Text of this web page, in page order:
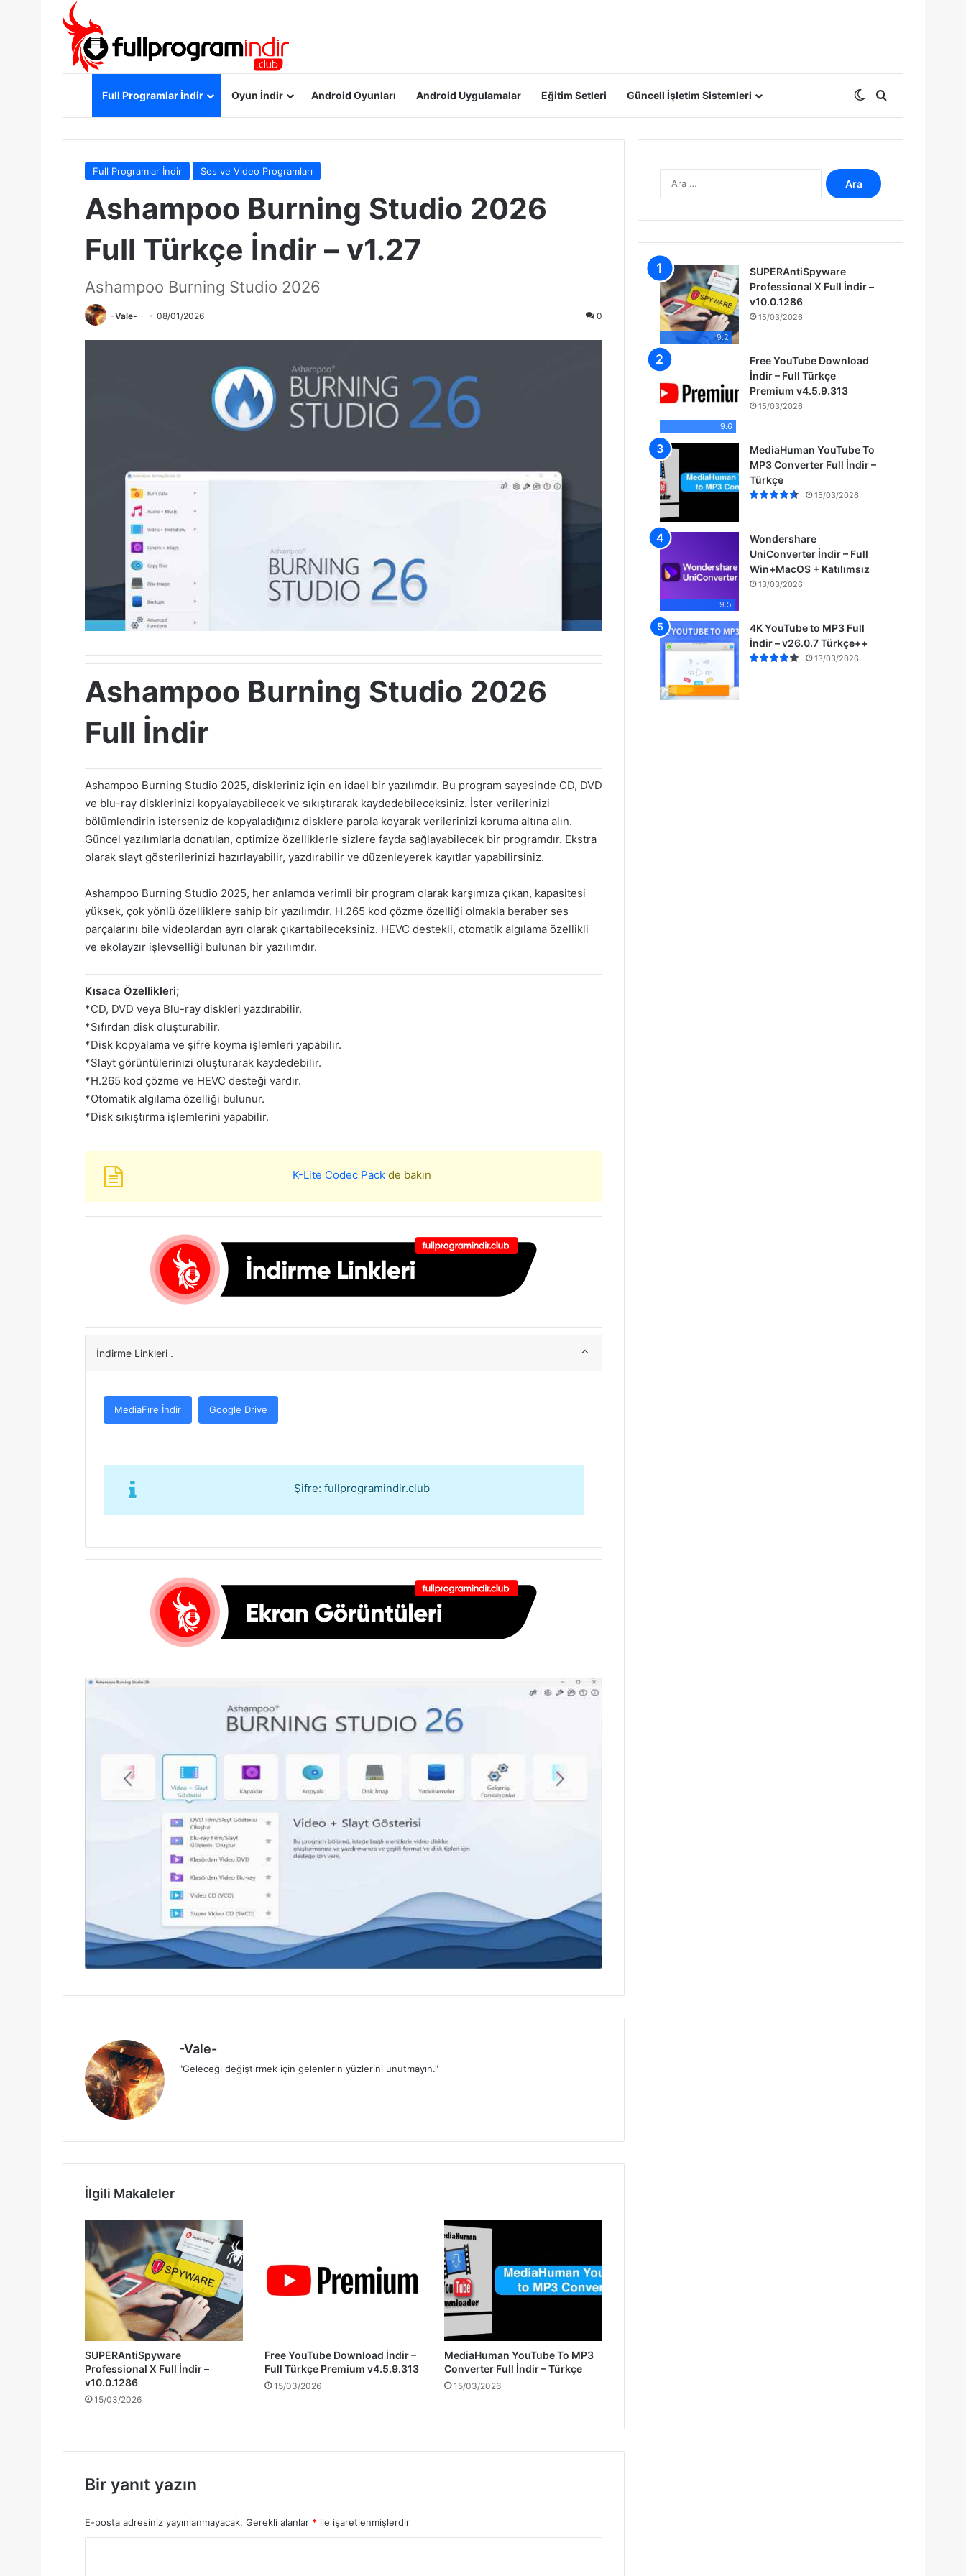
Anasayfa
Full Programlar İndir Oyun İndir Android Oyunları Android Uygulamalar Eğitim Setleri Güncell İşletim Sistemleri Dış görünümü
Full Programlar İndir Ses ve Video Programları
Ashampoo Burning Studio 2026
Full Türkçe İndir – v1.27
Ashampoo Burning Studio 2026
-Vale- 08/01/2026 0
Ashampoo Burning Studio 2026
Full İndir
Ashampoo Burning Studio 2025, diskleriniz için en idael bir yazılımdır. Bu program sayesinde CD, DVD
ve blu-ray disklerinizi kopyalayabilecek ve sıkıştırarak kaydedebileceksiniz. İster verilerinizi
bölümlendirin isterseniz de kopyaladığınız disklere parola koyarak verilerinizi koruma altına alın.
Güncel yazılımlarla donatılan, optimize özelliklerle sizlere fayda sağlayabilecek bir programdır. Ekstra
olarak slayt gösterilerinizi hazırlayabilir, yazdırabilir ve düzenleyerek kayıtlar yapabilirsiniz.
Ashampoo Burning Studio 2025, her anlamda verimli bir program olarak karşımıza çıkan, kapasitesi
yüksek, çok yönlü özelliklere sahip bir yazılımdır. H.265 kod çözme özelliği olmakla beraber ses
parçalarını bile videolardan ayrı olarak çıkartabileceksiniz. HEVC destekli, otomatik algılama özellikli
ve ekolayzır işlevselliği bulunan bir yazılımdır.
Kısaca Özellikleri;
*CD, DVD veya Blu-ray diskleri yazdırabilir.
*Sıfırdan disk oluşturabilir.
*Disk kopyalama ve şifre koyma işlemleri yapabilir.
*Slayt görüntülerinizi oluşturarak kaydedebilir.
*H.265 kod çözme ve HEVC desteği vardır.
*Otomatik algılama özelliği bulunur.
*Disk sıkıştırma işlemlerini yapabilir.
K-Lite Codec Packde bakın
İndirme Linkleri .
MediaFıre İndir Google Drive
Şifre: fullprogramindir.club
-Vale-
"Geleceği değiştirmek için gelenlerin yüzlerini unutmayın."
İlgili Makaleler
SUPERAntiSpyware
Professional X Full İndir –
v10.0.1286
15/03/2026
Free YouTube Download İndir –
Full Türkçe Premium v4.5.9.313
15/03/2026
MediaHuman YouTube To MP3
Converter Full İndir – Türkçe
15/03/2026
Bir yanıt yazın
E-posta adresiniz yayınlanmayacak. Gerekli alanlar * ile işaretlenmişlerdir
A
m
9.2
SUPERAntiSpyware
Professional X Full İndir –
v10.0.1286
15/03/2026
9.6
Free YouTube Download
İndir – Full Türkçe
Premium v4.5.9.313
15/03/2026
MediaHuman YouTube To
MP3 Converter Full İndir –
Türkçe
15/03/2026
9.5
Wondershare
UniConverter İndir – Full
Win+MacOS + Katılımsız
13/03/2026
4K YouTube to MP3 Full
İndir – v26.0.7 Türkçe++
13/03/2026